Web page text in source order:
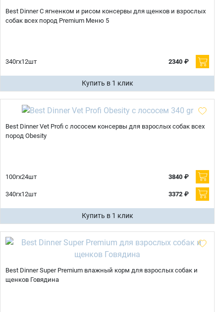
Best Dinner С ягненком и рисом консервы для щенков и взрослых
собак всех пород Premium Меню 5
340гх12шт 2340 ₽
Купить в 1 клик
Best Dinner Vet Profi с лососем консервы для взрослых собак всех
пород Obesity
100гх24шт 3840 ₽
340гх12шт 3372 ₽
Купить в 1 клик
Best Dinner Super Premium влажный корм для взрослых собак и
щенков Говядина